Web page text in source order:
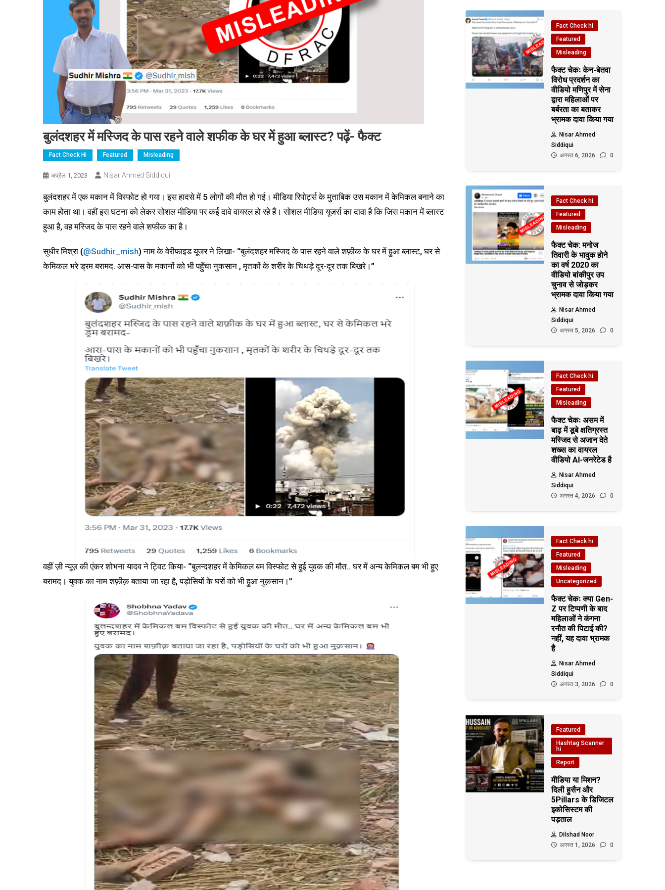
बुलंदशहर में मस्जिद के पास रहने वाले शफीक के घर में हुआ ब्लास्ट? पढ़ें- फैक्ट
Fact Check Hi Featured Misleading
अप्रैल 1, 2023 Nisar Ahmed Siddiqui
बुलंदशहर में एक मकान में विस्फोट हो गया। इस हादसे में 5 लोगों की मौत हो गई। मीडिया रिपोर्ट्स के मुताबिक उस मकान में केमिकल बनाने का
काम होता था। वहीं इस घटना को लेकर सोशल मीडिया पर कई दावे वायरल हो रहे हैं। सोशल मीडिया यूजर्स का दावा है कि जिस मकान में ब्लास्ट
हुआ है, वह मस्जिद के पास रहने वाले शफीक का है।
सुधीर मिश्रा (@Sudhir_mish) नाम के वेरीफाइड यूजर ने लिखा- “बुलंदशहर मस्जिद के पास रहने वाले शफ़ीक के घर में हुआ ब्लास्ट, घर से
केमिकल भरे ड्रम बरामद. आस-पास के मकानों को भी पहुँचा नुकसान , मृतकों के शरीर के चिथड़े दूर-दूर तक बिखरे।”
वहीं ज़ी न्यूज़ की एंकर शोभना यादव ने ट्विट किया- “बुलन्दशहर में केमिकल बम विस्फोट से हुई युवक की मौत.. घर में अन्य केमिकल बम भी हुए
बरामद। युवक का नाम शफ़ीक़ बताया जा रहा है, पड़ोसियों के घरों को भी हुआ नुक़सान।”
Fact Check hi
Featured
Misleading
फैक्ट चेकः केन-बेतवा
विरोध प्रदर्शन का
वीडियो मणिपुर में सेना
द्वारा महिलाओं पर
बर्बरता का बताकर
भ्रामक दावा किया गया
Nisar Ahmed
Siddiqui
अगस्त 6, 2026
0
Fact Check hi
Featured
Misleading
फैक्ट चेक: मनोज
तिवारी के भावुक होने
का वर्ष 2020 का
वीडियो बांकीपुर उप
चुनाव से जोड़कर
भ्रामक दावा किया गया
Nisar Ahmed
Siddiqui
अगस्त 5, 2026
0
Fact Check hi
Featured
Misleading
फैक्ट चेकः असम में
बाढ़ में डूबे क्षतिग्रस्त
मस्जिद से अजान देते
शख्स का वायरल
वीडियो AI-जनरेटेड है
Nisar Ahmed
Siddiqui
अगस्त 4, 2026
0
Fact Check hi
Featured
Misleading
Uncategorized
फैक्ट चेकः क्या Gen-
Z पर टिप्पणी के बाद
महिलाओं ने कंगना
रनौत की पिटाई की?
नहीं, यह दावा भ्रामक
है
Nisar Ahmed
Siddiqui
अगस्त 3, 2026
0
Featured
Hashtag Scanner
hi
Report
मीडिया या मिशन?
दिली हुसैन और
5Pillars के डिजिटल
इकोसिस्टम की
पड़ताल
Dilshad Noor
अगस्त 1, 2026
0